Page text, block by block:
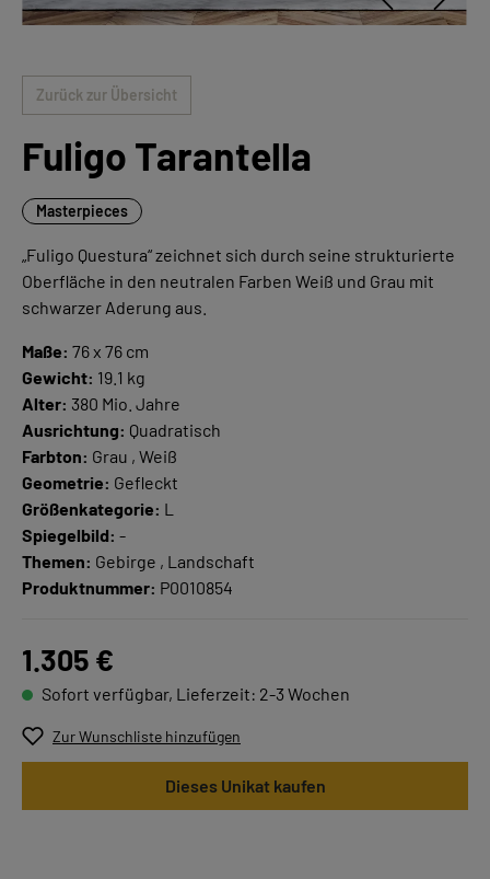
Zurück zur Übersicht
Fuligo Tarantella
Masterpieces
„Fuligo Questura“ zeichnet sich durch seine strukturierte
Oberfläche in den neutralen Farben Weiß und Grau mit
schwarzer Aderung aus.
Maße: 76 x 76 cm
Gewicht: 19.1 kg
Alter: 380 Mio. Jahre
Ausrichtung: Quadratisch
Farbton: Grau , Weiß
Geometrie: Gefleckt
Größenkategorie: L
Spiegelbild: -
Themen: Gebirge , Landschaft
Produktnummer: P0010854
1.305 €
Sofort verfügbar, Lieferzeit: 2-3 Wochen
Zur Wunschliste hinzufügen
Dieses Unikat kaufen